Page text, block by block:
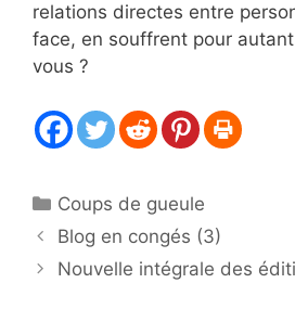
relations directes entre
face, en souffrent pour
vous ?
Catégories
Coups de gueule
Blog en congés (3)
Nouvelle intégrale des